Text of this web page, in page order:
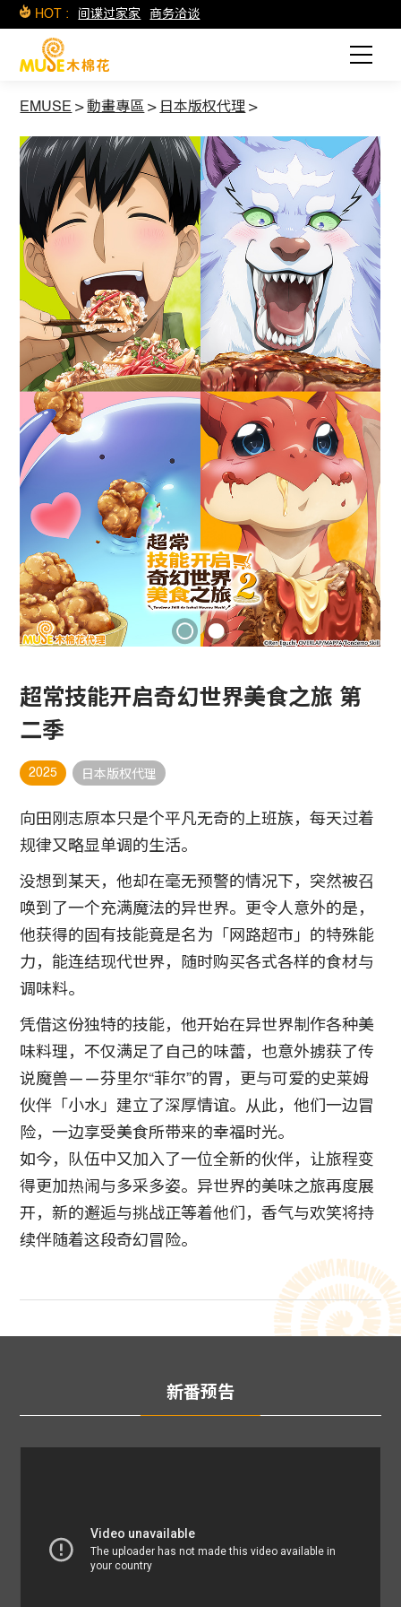
HOT : 间谍过家家 商务洽谈
EMUSE >動畫專區 > 日本版权代理 >
超常技能开启奇幻世界美食之旅 第
二季
2025 日本版权代理
向田刚志原本只是个平凡无奇的上班族，每天过着
规律又略显单调的生活。
没想到某天，他却在毫无预警的情况下，突然被召
唤到了一个充满魔法的异世界。更令人意外的是，
他获得的固有技能竟是名为「网路超市」的特殊能
力，能连结现代世界，随时购买各式各样的食材与
调味料。
凭借这份独特的技能，他开始在异世界制作各种美
味料理，不仅满足了自己的味蕾，也意外掳获了传
说魔兽——芬里尔“菲尔”的胃，更与可爱的史莱姆
伙伴「小水」建立了深厚情谊。从此，他们一边冒
险，一边享受美食所带来的幸福时光。
如今，队伍中又加入了一位全新的伙伴，让旅程变
得更加热闹与多采多姿。异世界的美味之旅再度展
开，新的邂逅与挑战正等着他们，香气与欢笑将持
续伴随着这段奇幻冒险。
新番预告